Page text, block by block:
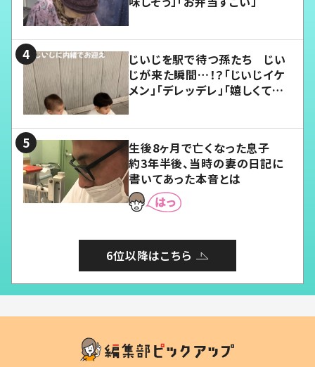
じいじを駅で待つ孫たち じい
じが来た瞬間…！？「じいじイケ
メン」「デレッデレ」「嬉しくて可
生後8ヶ月で亡くなった息子
約3年半後、当時の妻の日記に
書いてあった本音とは
6位以降はこちら